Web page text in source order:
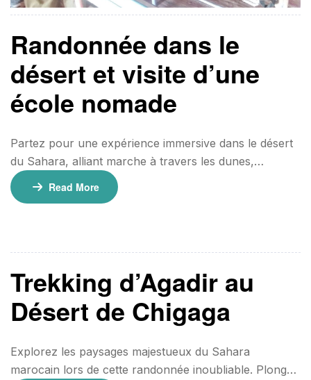
Randonnée dans le
désert et visite d’une
école nomade
Partez pour une expérience immersive dans le désert
du Sahara, alliant marche à travers les dunes,
découverte de la culture nomade et nuits sous les
étoiles. Cette randonnée de 3 jours est idéale pour
📍 Point de départ : Foum Zguid Équipement […]
Read More
Trekking d’Agadir au
Désert de Chigaga
Explorez les paysages majestueux du Sahara
marocain lors de cette randonnée inoubliable. Plongez